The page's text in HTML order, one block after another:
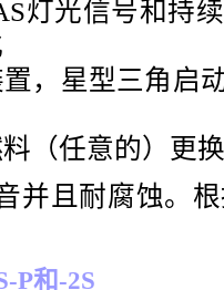
灯光信号和持
，星型三角启
（任意的）更
并且耐腐蚀。
P和 -2S